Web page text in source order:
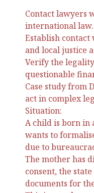
Contact lawyers
international law.
Establish
and local justice
Verify the
questionable
Case study from
act in complex
Situation:
A child is born in
wants to
due to
The mother has
consent, the
documents for